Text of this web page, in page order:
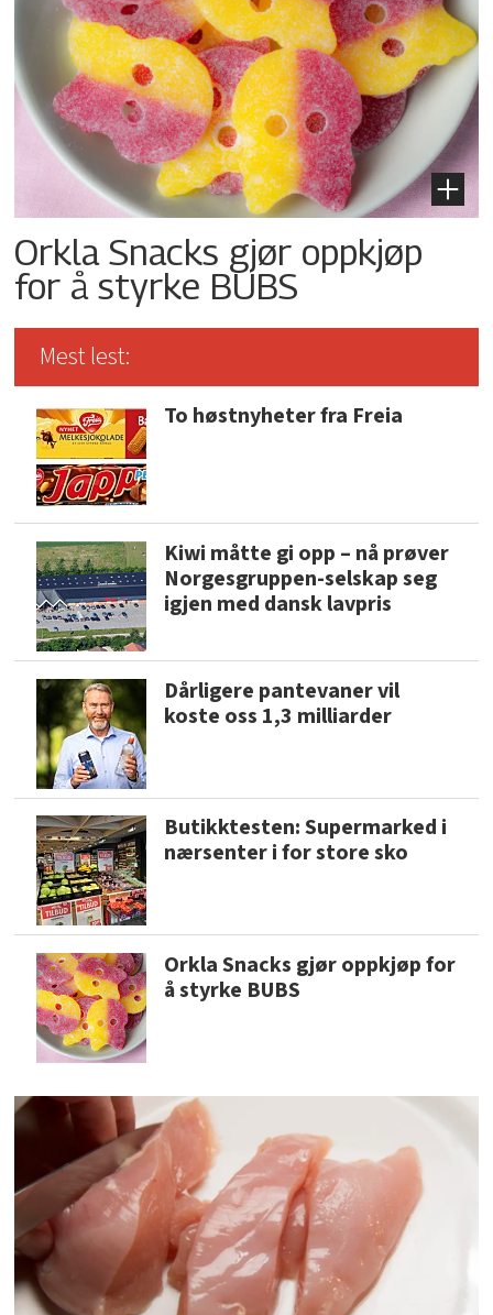
Orkla Snacks gjør oppkjøp
for å styrke BUBS
Mest lest:
To høstnyheter fra Freia
Kiwi måtte gi opp – nå prøver
Norgesgruppen-selskap seg
igjen med dansk lavpris
Dårligere pantevaner vil
koste oss 1,3 milliarder
Butikktesten: Supermarked i
nærsenter i for store sko
Orkla Snacks gjør oppkjøp for
å styrke BUBS